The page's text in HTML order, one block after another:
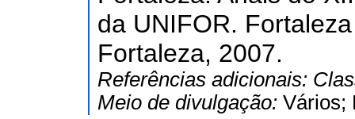
da UNIFOR.
Fortaleza, 2007.
Referências adicionais:
Meio de divulgação: Vários;